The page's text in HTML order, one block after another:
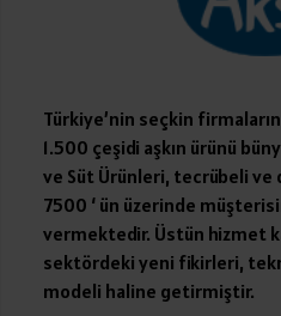
Türkiye’nin seçkin
1.500 çeşidi aşkın ürünü
ve Süt Ürünleri, tecrübeli
7500 ‘ ün üzerinde
vermektedir. Üstün hizmet
sektördeki yeni fikirleri,
modeli haline getirmiştir.